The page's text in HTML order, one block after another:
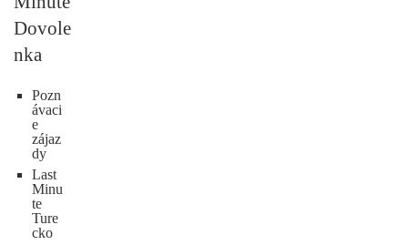
Dovole
nka
Pozn
ávaci
e
zájaz
dy
Last
Minu
te
Ture
cko